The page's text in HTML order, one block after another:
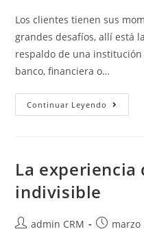
Los clientes tienen sus
grandes desafíos, allí está
respaldo de una
banco, financiera o…
Continuar Leyendo
La experiencia
indivisible
admin CRM marzo